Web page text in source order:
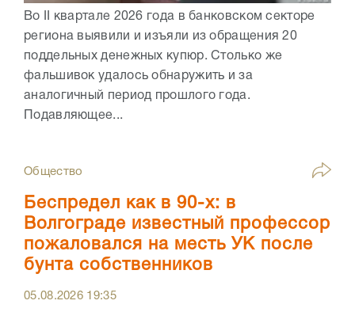
Во II квартале 2026 года в банковском секторе
региона выявили и изъяли из обращения 20
поддельных денежных купюр. Столько же
фальшивок удалось обнаружить и за
аналогичный период прошлого года.
Подавляющее...
Общество
Беспредел как в 90-х: в
Волгограде известный профессор
пожаловался на месть УК после
бунта собственников
05.08.2026 19:35